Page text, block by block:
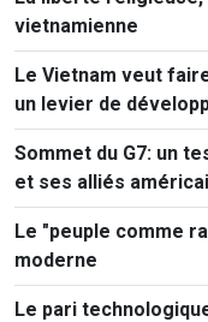
vietnamienne
Le Vietnam veut
un levier de
Sommet du G7: un
et ses alliés
Le "peuple comme
moderne
Le pari